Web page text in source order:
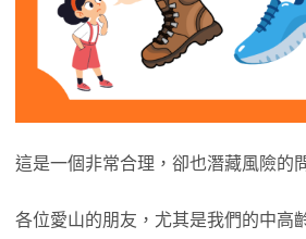
這是一個非常合理，卻也潛藏風險的
各位愛山的朋友，尤其是我們的中高